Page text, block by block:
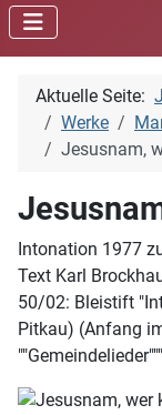
Aktuelle Seite:
Werke
Jesusnam,
Intonation 1977
Text Karl
50/02: Bleistift
Pitkau) (Anfang